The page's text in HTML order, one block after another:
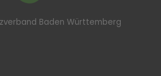
Baden Württemberg